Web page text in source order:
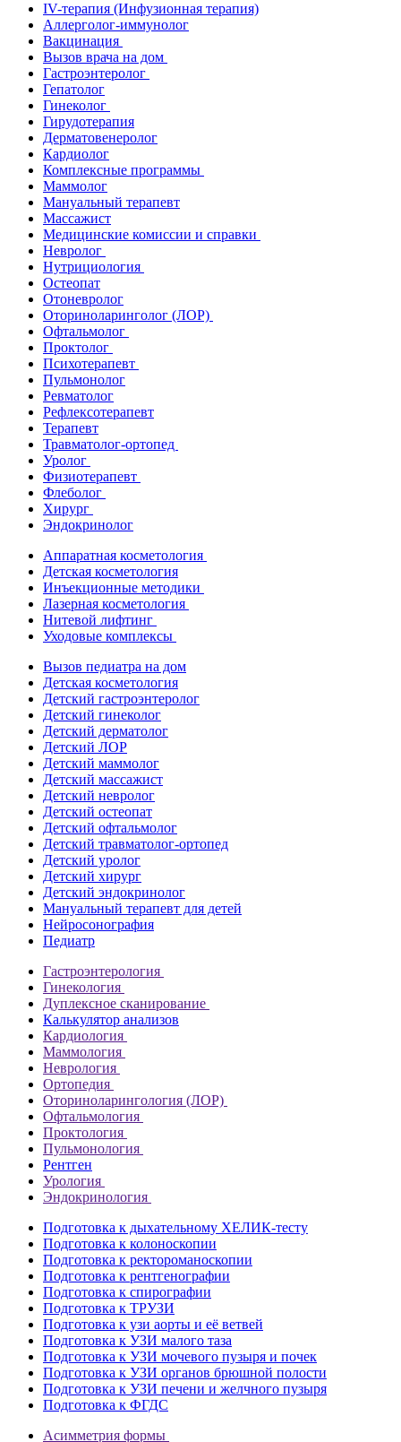
IV-терапия (Инфузионная терапия)
Аллерголог-иммунолог
Вакцинация
Вызов врача на дом
Гастроэнтеролог
Гепатолог
Гинеколог
Гирудотерапия
Дерматовенеролог
Кардиолог
Комплексные программы
Маммолог
Мануальный терапевт
Массажист
Медицинские комиссии и справки
Невролог
Нутрициология
Остеопат
Отоневролог
Оториноларинголог (ЛОР)
Офтальмолог
Проктолог
Психотерапевт
Пульмонолог
Ревматолог
Рефлексотерапевт
Терапевт
Травматолог-ортопед
Уролог
Физиотерапевт
Флеболог
Хирург
Эндокринолог
Аппаратная косметология
Детская косметология
Инъекционные методики
Лазерная косметология
Нитевой лифтинг
Уходовые комплексы
Вызов педиатра на дом
Детская косметология
Детский гастроэнтеролог
Детский гинеколог
Детский дерматолог
Детский ЛОР
Детский маммолог
Детский массажист
Детский невролог
Детский остеопат
Детский офтальмолог
Детский травматолог-ортопед
Детский уролог
Детский хирург
Детский эндокринолог
Мануальный терапевт для детей
Нейросонография
Педиатр
Гастроэнтерология
Гинекология
Дуплексное сканирование
Калькулятор анализов
Кардиология
Маммология
Неврология
Ортопедия
Оториноларингология (ЛОР)
Офтальмология
Проктология
Пульмонология
Рентген
Урология
Эндокринология
Подготовка к дыхательному ХЕЛИК-тесту
Подготовка к колоноскопии
Подготовка к ректороманоскопии
Подготовка к рентгенографии
Подготовка к спирографии
Подготовка к ТРУЗИ
Подготовка к узи аорты и её ветвей
Подготовка к УЗИ малого таза
Подготовка к УЗИ мочевого пузыря и почек
Подготовка к УЗИ органов брюшной полости
Подготовка к УЗИ печени и желчного пузыря
Подготовка к ФГДС
Асимметрия формы